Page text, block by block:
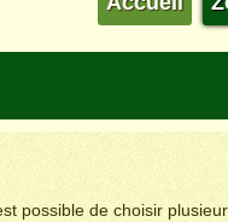
possible de choisir